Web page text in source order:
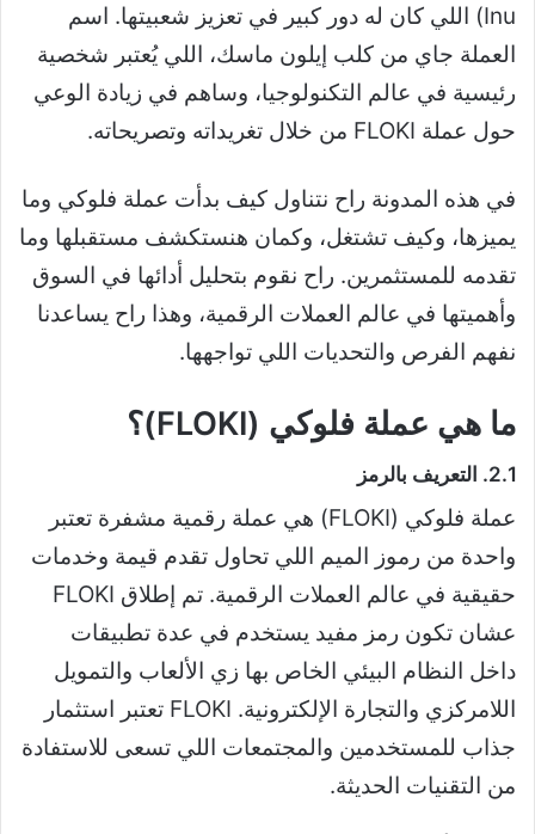
Inu) اللي كان له دور كبير في تعزيز شعبيتها. اسم
العملة جاي من كلب إيلون ماسك، اللي يُعتبر شخصية
رئيسية في عالم التكنولوجيا، وساهم في زيادة الوعي
حول عملة FLOKI من خلال تغريداته وتصريحاته.
في هذه المدونة راح نتناول كيف بدأت عملة فلوكي وما
يميزها، وكيف تشتغل، وكمان هنستكشف مستقبلها وما
تقدمه للمستثمرين. راح نقوم بتحليل أدائها في السوق
وأهميتها في عالم العملات الرقمية، وهذا راح يساعدنا
نفهم الفرص والتحديات اللي تواجهها.
ما هي عملة فلوكي (FLOKI)؟
2.1. التعريف بالرمز
عملة فلوكي (FLOKI) هي عملة رقمية مشفرة تعتبر
واحدة من رموز الميم اللي تحاول تقدم قيمة وخدمات
حقيقية في عالم العملات الرقمية. تم إطلاق FLOKI
عشان تكون رمز مفيد يستخدم في عدة تطبيقات
داخل النظام البيئي الخاص بها زي الألعاب والتمويل
اللامركزي والتجارة الإلكترونية. FLOKI تعتبر استثمار
جذاب للمستخدمين والمجتمعات اللي تسعى للاستفادة
من التقنيات الحديثة.